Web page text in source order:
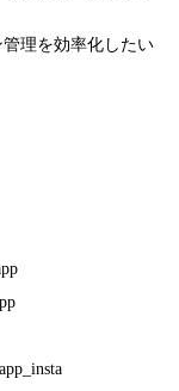
理を効率化したい